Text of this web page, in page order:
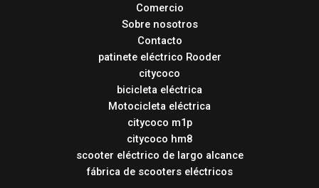
Comercio
Sobre nosotros
Contacto
patinete eléctrico Rooder
citycoco
bicicleta eléctrica
Motocicleta eléctrica
citycoco m1p
citycoco hm8
scooter eléctrico de largo alcance
fábrica de scooters eléctricos